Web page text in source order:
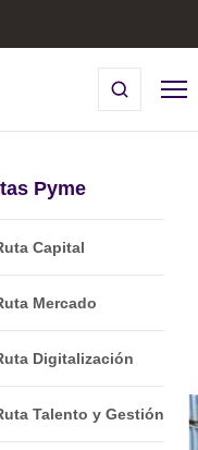
Pyme
Capital
Mercado
Digitalización
Talento y Gestión
en Chile?